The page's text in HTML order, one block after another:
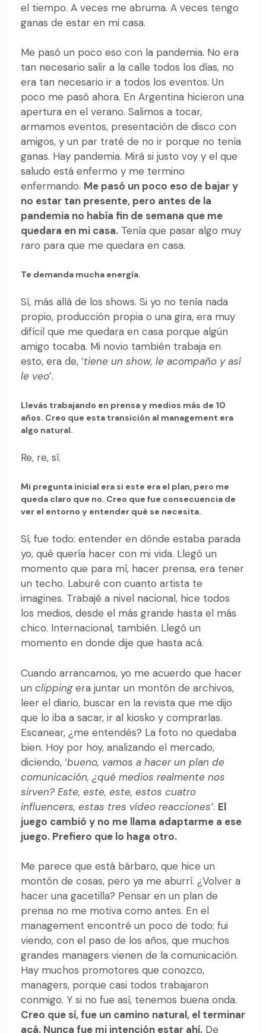
el tiempo. A veces me abruma. A veces tengo
ganas de estar en mi casa.
Me pasó un poco eso con la pandemia. No era
tan necesario salir a la calle todos los días, no
era tan necesario ir a todos los eventos. Un
poco me pasó ahora. En Argentina hicieron una
apertura en el verano. Salimos a tocar,
armamos eventos, presentación de disco con
amigos, y un par traté de no ir porque no tenía
ganas. Hay pandemia. Mirá si justo voy y el que
saludo está enfermo y me termino
enfermando. Me pasó un poco eso de bajar y
no estar tan presente, pero antes de la
pandemia no había fin de semana que me
quedara en mi casa. Tenía que pasar algo muy
raro para que me quedara en casa.
Te demanda mucha energía.
Sí, más allá de los shows. Si yo no tenía nada
propio, producción propia o una gira, era muy
difícil que me quedara en casa porque algún
amigo tocaba. Mi novio también trabaja en
esto, era de, ‘tiene un show, le acompaño y así
le veo’.
Llevás trabajando en prensa y medios más de 10
años. Creo que esta transición al management era
algo natural.
Re, re, sí.
Mi pregunta inicial era si este era el plan, pero me
queda claro que no. Creo que fue consecuencia de
ver el entorno y entender qué se necesita.
Sí, fue todo: entender en dónde estaba parada
yo, qué quería hacer con mi vida. Llegó un
momento que para mí, hacer prensa, era tener
un techo. Laburé con cuanto artista te
imagines. Trabajé a nivel nacional, hice todos
los medios, desde el más grande hasta el más
chico. Internacional, también. Llegó un
momento en donde dije que hasta acá.
Cuando arrancamos, yo me acuerdo que hacer
un clippingera juntar un montón de archivos,
leer el diario, buscar en la revista que me dijo
que lo iba a sacar, ir al kiosko y comprarlas.
Escanear, ¿me entendés? La foto no quedaba
bien. Hoy por hoy, analizando el mercado,
diciendo, ‘bueno, vamos a hacer un plan de
comunicación, ¿qué medios realmente nos
sirven? Este, este, este, estos cuatro
influencers, estas tres vídeo reacciones’. El
juego cambió y no me llama adaptarme a ese
juego. Prefiero que lo haga otro.
Me parece que está bárbaro, que hice un
montón de cosas, pero ya me aburrí. ¿Volver a
hacer una gacetilla? Pensar en un plan de
prensa no me motiva como antes. En el
management encontré un poco de todo; fui
viendo, con el paso de los años, que muchos
grandes managers vienen de la comunicación.
Hay muchos promotores que conozco,
managers, porque casi todos trabajaron
conmigo. Y si no fue así, tenemos buena onda.
Creo que sí, fue un camino natural, el terminar
acá. Nunca fue mi intención estar ahí. De